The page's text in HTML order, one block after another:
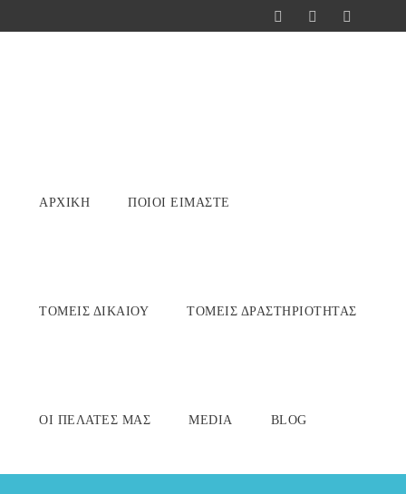
ΑΡΧΙΚΉ ΠΟΙΟΊ ΕΊΜΑΣΤΕ
ΤΟΜΕΊΣ ΔΙΚΑΊΟΥ ΤΟΜΕΊΣ ΔΡΑΣΤΗΡΙΌΤΗΤΑΣ
ΟΙ ΠΕΛΆΤΕΣ ΜΑΣ MEDIA BLOG